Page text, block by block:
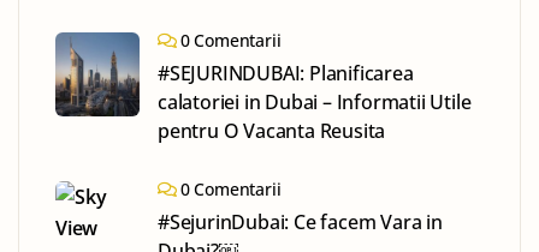
0 Comentarii
#SEJURINDUBAI: Planificarea
calatoriei in Dubai – Informatii Utile
pentru O Vacanta Reusita
0 Comentarii
#SejurinDubai: Ce facem Vara in